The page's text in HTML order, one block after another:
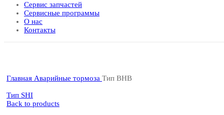
Сервис запчастей
Сервисные программы
О нас
Контакты
Главная Аварийные тормоза Тип BHB
Тип SHI
Back to products